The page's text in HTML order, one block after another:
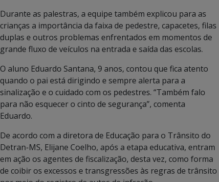
Durante as palestras, a equipe também explicou para as
crianças a importância da faixa de pedestre, capacetes, filas
duplas e outros problemas enfrentados em momentos de
grande fluxo de veículos na entrada e saída das escolas.
O aluno Eduardo Santana, 9 anos, contou que fica atento
quando o pai está dirigindo e sempre alerta para a
sinalização e o cuidado com os pedestres. “Também falo
para não esquecer o cinto de segurança”, comenta
Eduardo.
De acordo com a diretora de Educação para o Trânsito do
Detran-MS, Elijane Coelho, após a etapa educativa, entram
em ação os agentes de fiscalização, desta vez, como forma
de coibir os excessos e transgressões às regras de trânsito